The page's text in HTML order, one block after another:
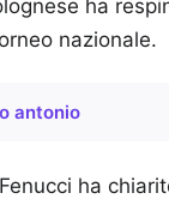
ha
nazionale.
antonio
ha